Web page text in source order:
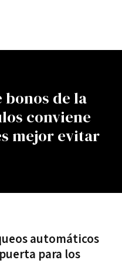
bonos de la
conviene
mejor evitar
automáticos
para los